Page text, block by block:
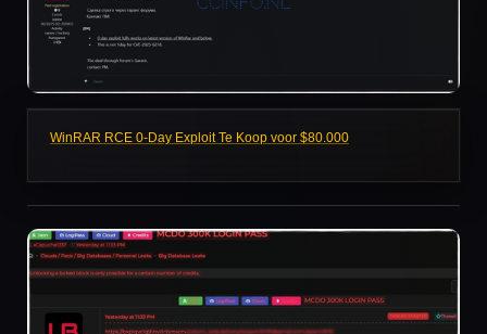
WinRAR RCE 0-Day Exploit Te Koop voor $80.000